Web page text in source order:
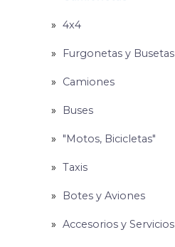
4x4
Furgonetas y Busetas
Camiones
Buses
"Motos, Bicicletas"
Taxis
Botes y Aviones
Accesorios y Servicios